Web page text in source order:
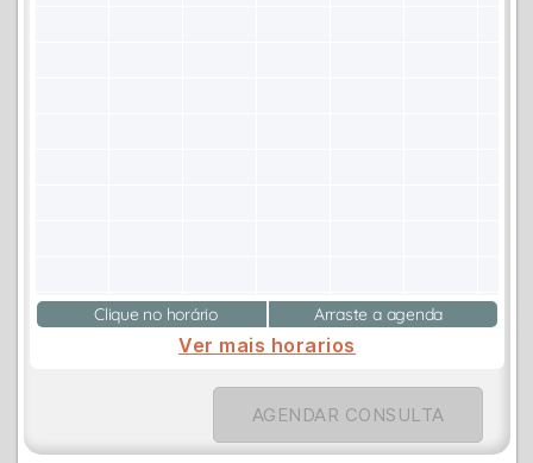
Clique no horário Arraste a agenda
Ver mais horarios
AGENDAR CONSULTA